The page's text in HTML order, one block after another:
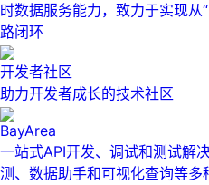
时数据服务能力，致力于实现从
路闭环
开发者社区
助力开发者成长的技术社区
BayArea
一站式API开发、调试和测试解
测、数据助手和可视化查询等